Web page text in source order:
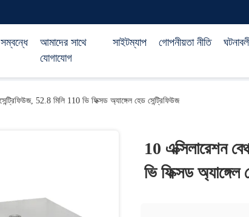
আমাদের সাথে
যোগাযোগ
সাইটম্যাপ গোপনীয়তা নীতি
52.8 মিলি 110 ভি ফিক্সড অ্যাঙ্গেল হেড সেন্ট্রিফিউজ
10 এক্সিলারেশন
ভি ফিক্সড অ্যাঙ্গেল